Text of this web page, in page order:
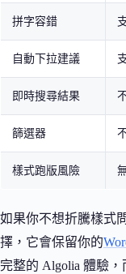
拼字容錯
自動下拉建議
即時搜尋結果
篩選器
樣式跑版風險
如果你不想折騰樣式
擇，它會保留你的
完整的 Algolia 體驗，